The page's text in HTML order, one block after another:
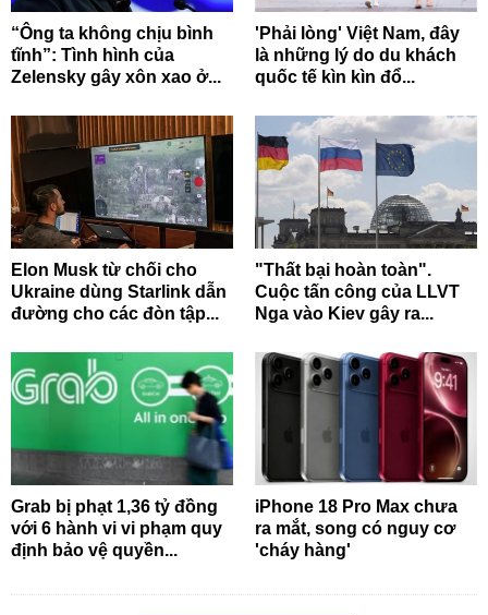
“Ông ta không chịu bình
tĩnh”: Tình hình của
Zelensky gây xôn xao ở...
'Phải lòng' Việt Nam, đây
là những lý do du khách
quốc tế kìn kìn đổ...
Elon Musk từ chối cho
Ukraine dùng Starlink dẫn
đường cho các đòn tập...
"Thất bại hoàn toàn".
Cuộc tấn công của LLVT
Nga vào Kiev gây ra...
Grab bị phạt 1,36 tỷ đồng
với 6 hành vi vi phạm quy
định bảo vệ quyền...
iPhone 18 Pro Max chưa
ra mắt, song có nguy cơ
'cháy hàng'